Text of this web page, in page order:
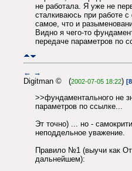
не работала. Я уже не
сталкиваюсь при работе
самое, что и
Видно я чего-то
передаче параметров по
← →
Digitman © (2002-07-05 18:22)
>>фундаментального не
параметров по ссылке...
Эт точно) ... но -
неподдельное уважение.
Правило №1 (выучи как
дальнейшем):